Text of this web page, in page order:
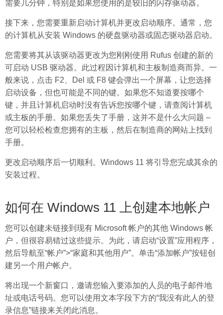
需要几分钟，特别是如果您使用的是较旧的闪存驱动器。
接下来，您需要重新启动计算机并更改启动顺序。通常，您
的计算机从安装 Windows 的硬盘驱动器或固态驱动器启动。
您需要将其从该驱动器更改为您刚刚使用 Rufus 创建的新的
可启动 USB 驱动器。此过程因计算机和主板制造商而异。一
般来说，点击 F2、Del 或 F8 键会弹出一个屏幕，让您选择
启动设备，但也可能是不同的键。如果您不知道要按哪个
键，并且计算机启动时没有告诉您按哪个键，请查阅计算机
或主板的手册。如果您丢失了手册，这并不是什么大问题 –
您可以轻松检查您拥有的主板，然后在制造商的网站上找到
手册。
更改启动顺序后一切顺利。Windows 11 将引导您完成其余的
安装过程。
如何在 Windows 11 上创建本地帐户
您可以创建未链接到现有 Microsoft 帐户的其他 Windows 帐
户，但很容易错过这些提示。为此，请启动“设置”应用程序，
然后导航至“帐户”>“家庭和其他用户”。单击“添加帐户”按钮创
建另一个用户帐户。
将出现一个新窗口，邀请您输入要添加的人员的电子邮件地
址或电话号码。您可以使用文本字段下方的“我没有此人的登
录信息”链接来关闭此消息。